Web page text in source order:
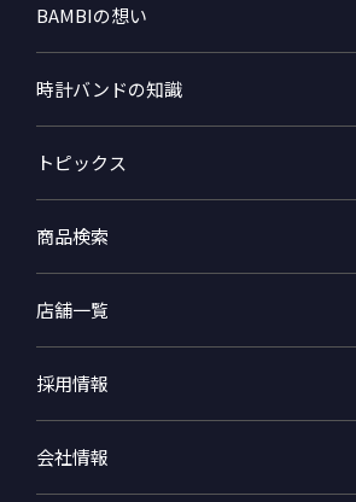
BAMBIの想い
時計バンドの知識
トピックス
商品検索
店舗一覧
採用情報
会社情報